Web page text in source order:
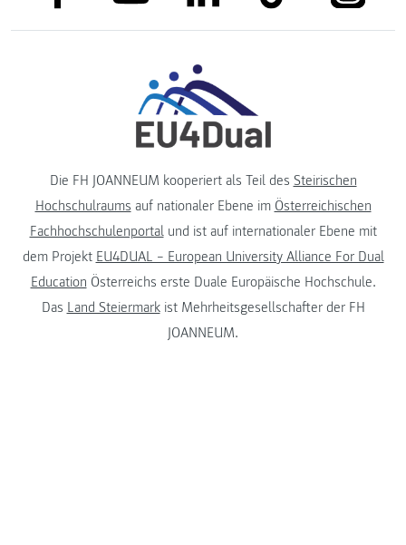
Die FH JOANNEUM kooperiert als Teil des Steirischen
Hochschulraums auf nationaler Ebene im Österreichischen
Fachhochschulenportalund ist auf internationaler Ebene mit
dem Projekt EU4DUAL – European University Alliance For Dual
Education Österreichs erste Duale Europäische Hochschule.
Das Land Steiermarkist Mehrheitsgesellschafter der FH
JOANNEUM.